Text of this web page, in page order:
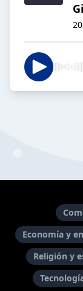
Economía y
Religión y